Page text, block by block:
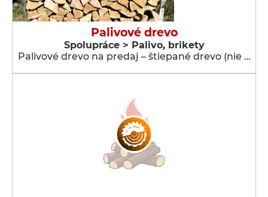
Palivové drevo
Spolupráce > Palivo, brikety
Palivové drevo na predaj – štiepané drevo (nie …